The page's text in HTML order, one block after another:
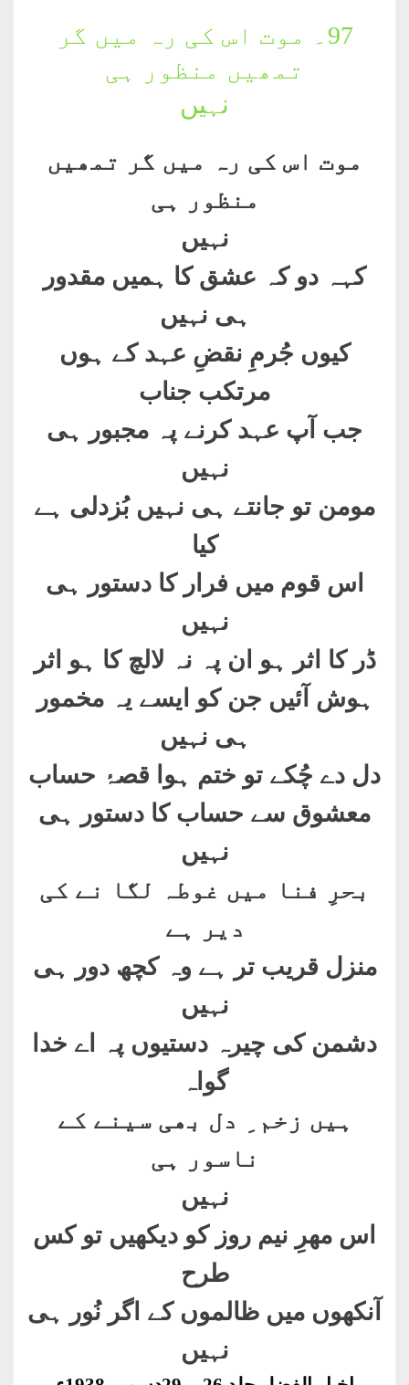
97۔
موت اس کی رہ میں گر
تمھیں منظور ہی
نہیں
موت اس کی رہ میں گر تمھیں
منظور ہی
نہیں
کہہ دو کہ عشق کا ہمیں مقدور
ہی نہیں
کیوں جُرمِ نقضِ عہد کے ہوں
مرتکب جناب
جب آپ عہد کرنے پہ مجبور ہی
نہیں
مومن تو جانتے ہی نہیں بُزدلی ہے
کیا
اس قوم میں فرار کا دستور ہی
نہیں
ڈر کا اثر ہو ان پہ نہ لالچ کا ہو اثر
ہوش آئیں جن کو ایسے یہ مخمور
ہی نہیں
دل دے چُکے تو ختم ہوا قصۂ حساب
معشوق سے حساب کا دستور ہی
نہیں
بحرِ فنا میں غوطہ لگا نے کی
دیر ہے
منزل قریب تر ہے وہ کچھ دور ہی
نہیں
دشمن کی چیرہ دستیوں پہ اے خدا
گواہ
ہیں زخم ِ دل بھی سینے کے
ناسور ہی
نہیں
اس مھرِ نیم روز کو دیکھیں تو کس
طرح
آنکھوں میں ظالموں کے اگر نُور ہی
نہیں